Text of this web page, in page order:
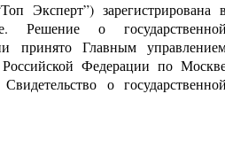
Эксперт”) зарегистрирована
Решение о
принято Главным
Федерации по
о